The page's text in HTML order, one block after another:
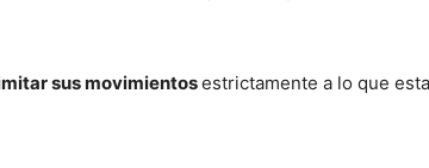
sus movimientosestrictamente a lo que